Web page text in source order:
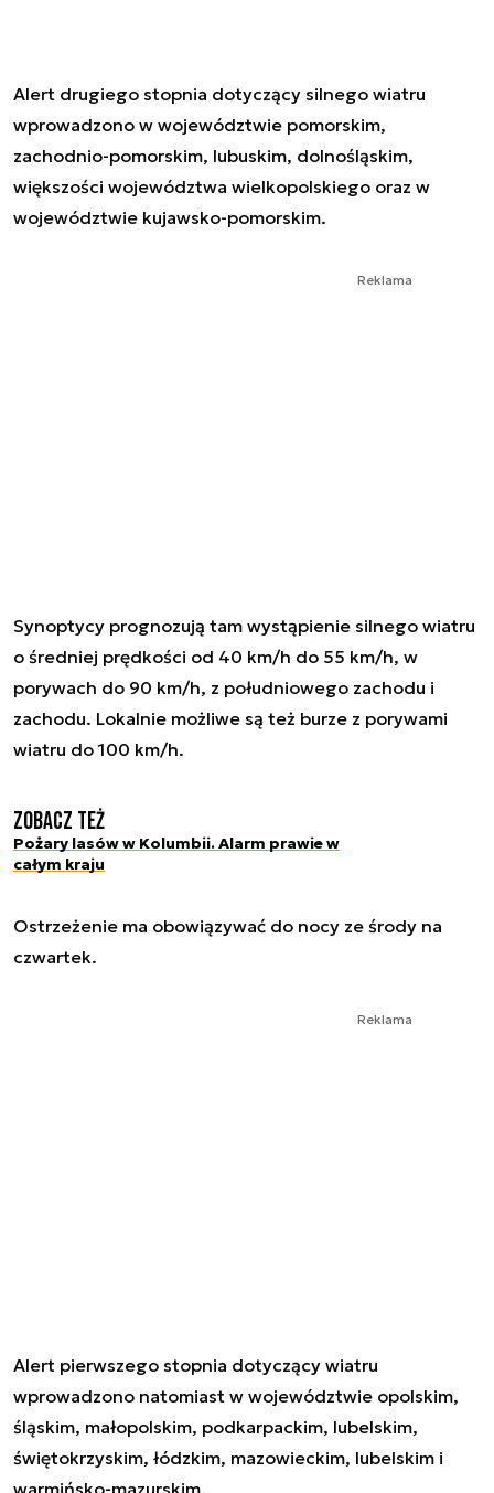
Alert drugiego stopnia dotyczący silnego wiatru
wprowadzono w województwie pomorskim,
zachodnio-pomorskim, lubuskim, dolnośląskim,
większości województwa wielkopolskiego oraz w
województwie kujawsko-pomorskim.
Reklama
Synoptycy prognozują tam wystąpienie silnego wiatru
o średniej prędkości od 40 km/h do 55 km/h, w
porywach do 90 km/h, z południowego zachodu i
zachodu. Lokalnie możliwe są też burze z porywami
wiatru do 100 km/h.
Zobacz też
Pożary lasów w Kolumbii. Alarm prawie w
całym kraju
Ostrzeżenie ma obowiązywać do nocy ze środy na
czwartek.
Reklama
Alert pierwszego stopnia dotyczący wiatru
wprowadzono natomiast w województwie opolskim,
śląskim, małopolskim, podkarpackim, lubelskim,
świętokrzyskim, łódzkim, mazowieckim, lubelskim i